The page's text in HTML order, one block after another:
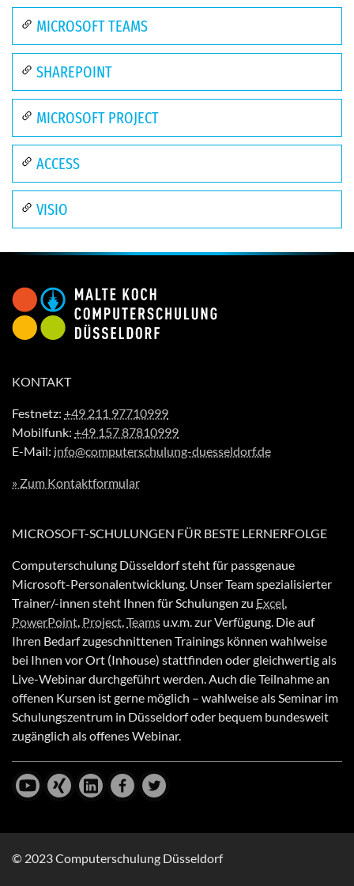
MICROSOFT TEAMS
SHAREPOINT
MICROSOFT PROJECT
ACCESS
VISIO
KONTAKT
Festnetz: +49 211 97710999
Mobilfunk: +49 157 87810999
E-Mail: info@computerschulung-duesseldorf.de
» Zum Kontaktformular
MICROSOFT-SCHULUNGEN FÜR BESTE LERNERFOLGE
Computerschulung Düsseldorf steht für passgenaue
Microsoft-Personalentwicklung. Unser Team spezialisierter
Trainer/-innen steht Ihnen für Schulungen zu Excel,
PowerPoint, Project,Teams u.v.m. zur Verfügung. Die auf
Ihren Bedarf zugeschnittenen Trainings können wahlweise
bei Ihnen vor Ort (Inhouse) stattfinden oder gleichwertig als
Live-Webinar durchgeführt werden. Auch die Teilnahme an
offenen Kursen ist gerne möglich – wahlweise als Seminar im
Schulungszentrum in Düsseldorf oder bequem bundesweit
zugänglich als offenes Webinar.
YouTubeXing LinkedInFacebookTwitter
© 2023 Computerschulung Düsseldorf